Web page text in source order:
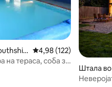
Просечна оцена: 4,98
4,98 (122)
на тераса, соба за
Штала